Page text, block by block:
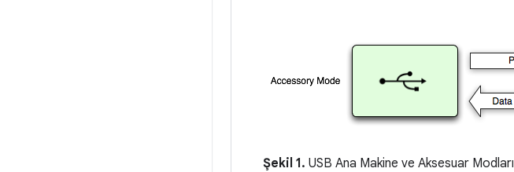
Şekil 1. USB Ana Makine ve Aksesuar Modları